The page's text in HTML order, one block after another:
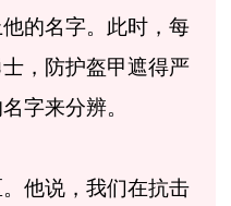
的名字。此时，每
，防护盔甲遮得严
字来分辨。
他说，我们在抗击